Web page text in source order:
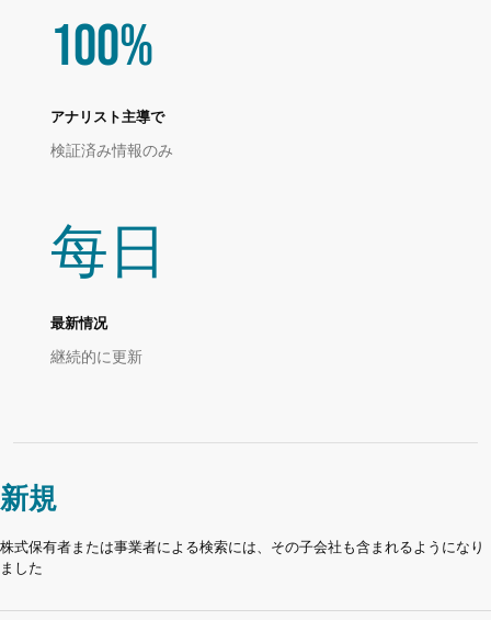
100%
アナリスト主導で
検証済み情報のみ
每日
最新情况
継続的に更新
新規
株式保有者または事業者による検索には、その子会社も含まれるようになり
ました